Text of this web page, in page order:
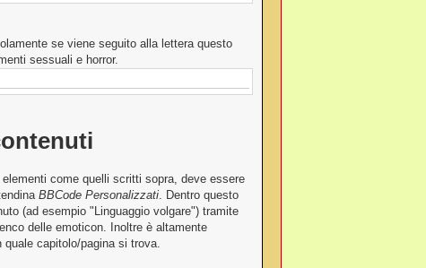
se viene seguito alla lettera questo
sessuali e horror.
come quelli scritti sopra, deve essere
BBCode Personalizzati. Dentro questo
(ad esempio "Linguaggio volgare") tramite
delle emoticon. Inoltre è altamente
capitolo/pagina si trova.